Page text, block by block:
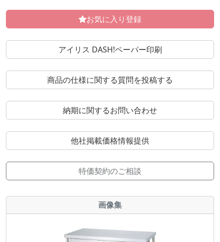
お気に入り登録
アイリス DASH!ペーパー印刷
商品の仕様に関する質問を投稿する
納期に関するお問い合わせ
他社掲載価格情報提供
特価契約のご相談
画像集